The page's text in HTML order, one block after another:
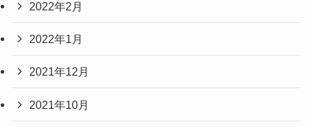
2022年2月
2022年1月
2021年12月
2021年10月